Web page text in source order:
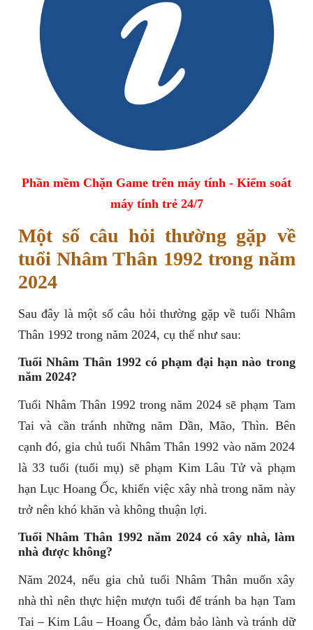
Phần mềm Chặn Game trên máy tính - Kiểm soát
máy tính trẻ 24/7
Một số câu hỏi thường gặp về
tuổi Nhâm Thân 1992 trong năm
2024
Sau đây là một số câu hỏi thường gặp về tuổi Nhâm
Thân 1992 trong năm 2024, cụ thể như sau:
Tuổi Nhâm Thân 1992 có phạm đại hạn nào trong
năm 2024?
Tuổi Nhâm Thân 1992 trong năm 2024 sẽ phạm Tam
Tai và cần tránh những năm Dần, Mão, Thìn. Bên
cạnh đó, gia chủ tuổi Nhâm Thân 1992 vào năm 2024
là 33 tuổi (tuổi mụ) sẽ phạm Kim Lâu Tử và phạm
hạn Lục Hoang Ốc, khiến việc xây nhà trong năm này
trở nên khó khăn và không thuận lợi.
Tuổi Nhâm Thân 1992 năm 2024 có xây nhà, làm
nhà được không?
Năm 2024, nếu gia chủ tuổi Nhâm Thân muốn xây
nhà thì nên thực hiện mượn tuổi để tránh ba hạn Tam
Tai – Kim Lâu – Hoang Ốc, đảm bảo lành và tránh dữ